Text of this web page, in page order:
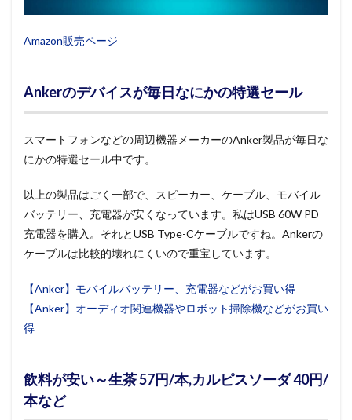
Amazon販売ページ
Ankerのデバイスが毎日なにかの特選セール
スマートフォンなどの周辺機器メーカーのAnker製品が毎日な
にかの特選セール中です。
以上の製品はごく一部で、スピーカー、ケーブル、モバイル
バッテリー、充電器が安くなっています。私はUSB 60W PD
充電器を購入。それとUSB Type-Cケーブルですね。Ankerの
ケーブルは比較的壊れにくいので重宝しています。
【Anker】モバイルバッテリー、充電器などがお買い得
【Anker】オーディオ関連機器やロボット掃除機などがお買い
得
飲料が安い～生茶 57円/本,カルピスソーダ 40円/
本など